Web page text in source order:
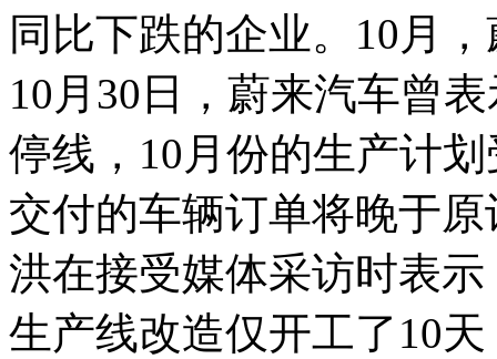
同比下跌的企业。10月
10月30日，蔚来汽车曾
停线，10月份的生产计
交付的车辆订单将晚于
洪在接受媒体采访时表
生产线改造仅开工了10